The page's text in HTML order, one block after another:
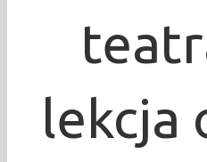
lekcja